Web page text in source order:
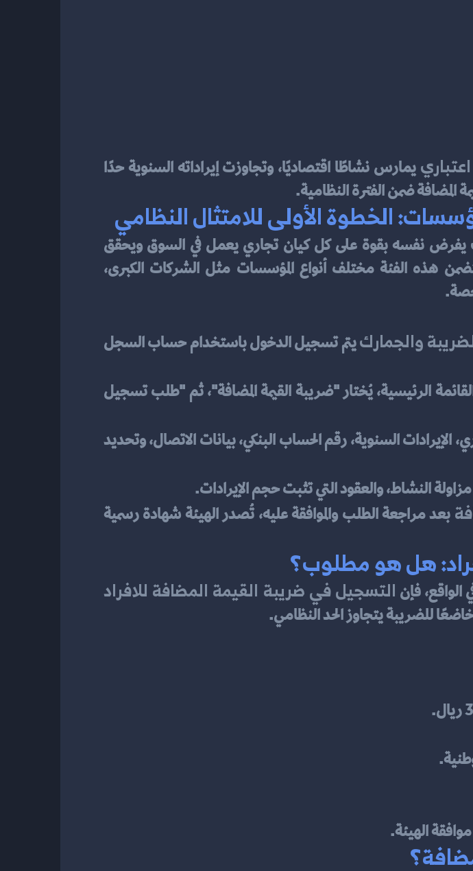
المضافة ضمن الفترة النظامية.
الخطوة الأولى للامتثال النظامي
والجمارك
النشاط، والعقود التي تثبت حجم الإيرادات.
هل هو مطلوب؟
فإن التسجيل في ضريبة القيمة المضافة للافراد
للضريبة يتجاوز الحد النظامي.
الهيئة.